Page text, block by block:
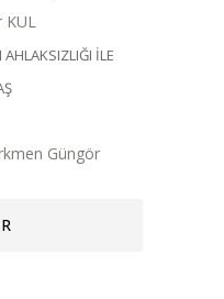
KUL
İLE
Güngör